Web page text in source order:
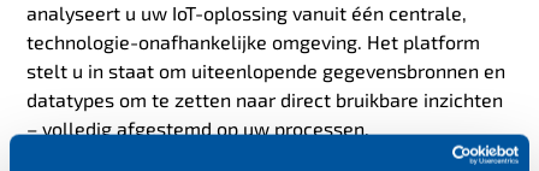
analyseert u uw IoT-oplossing vanuit één centrale,
technologie-onafhankelijke omgeving. Het platform
stelt u in staat om uiteenlopende gegevensbronnen en
datatypes om te zetten naar direct bruikbare inzichten
– volledig afgestemd op uw processen.